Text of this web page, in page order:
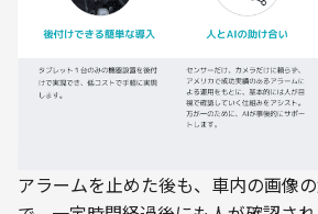
アラームを止めた後も、車内の画像